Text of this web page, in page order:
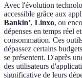
Avec l'évolution
accessible grâce aux
Bankin’, Linxo, ou
dépenses en temps réel
consommation. Ces
dépassez certains
se présentent. D'après
des utilisateurs
significative de leurs